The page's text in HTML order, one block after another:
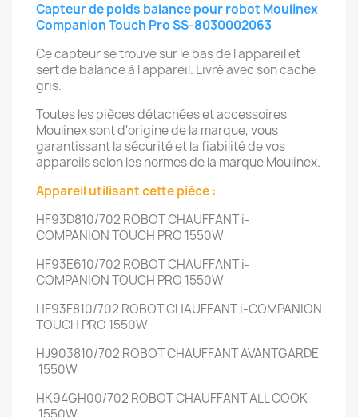
Capteur de poids balance pour robot Moulinex
Companion Touch Pro SS-8030002063
Ce capteur se trouve sur le bas de l'appareil et
sert de balance à l'appareil. Livré avec son cache
gris.
Toutes les pièces détachées et accessoires
Moulinex sont d'origine de la marque, vous
garantissant la sécurité et la fiabilité de vos
appareils selon les normes de la marque Moulinex.
Appareil utilisant cette piéce :
HF93D810/702 ROBOT CHAUFFANT i-
COMPANION TOUCH PRO 1550W
HF93E610/702 ROBOT CHAUFFANT i-
COMPANION TOUCH PRO 1550W
HF93F810/702 ROBOT CHAUFFANT i-COMPANION
TOUCH PRO 1550W
HJ903810/702 ROBOT CHAUFFANT AVANTGARDE
1550W
HK94GH00/702 ROBOT CHAUFFANT ALL COOK